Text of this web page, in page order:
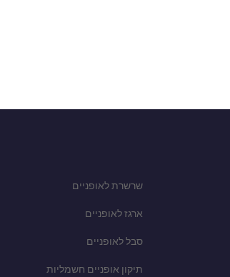
שרשרת לאופניים
ארגז לאופניים
סבל לאופניים
תיקון אופניים חשמליות